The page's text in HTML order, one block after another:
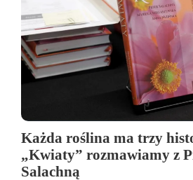
Każda roślina ma trzy
„Kwiaty” rozmawiamy z
Salachną